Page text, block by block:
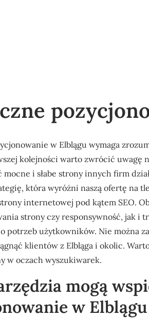
w Elblągu wymaga
kolejności warto zwrócić uwagę
i słabe strony innych firm
która wyróżni naszą ofertę na
internetowej pod kątem SEO.
strony czy responsywność, jak
potrzeb użytkowników. Nie można
klientów z Elbląga i okolic.
w oczach wyszukiwarek.
mogą
w Elblągu